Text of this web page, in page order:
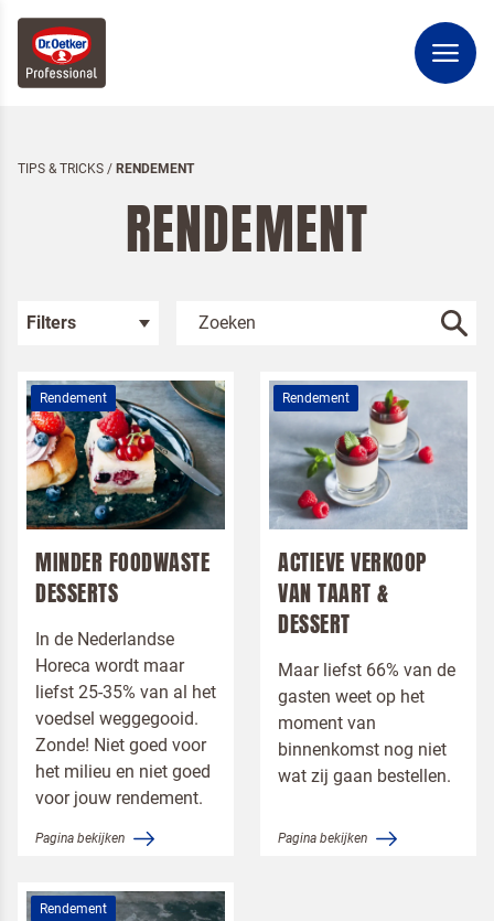
TIPS & TRICKS / RENDEMENT
RENDEMENT
Filters
Kies je categorie
Inspiratie
Rendement
Toepassingen
Menukaart
Rendement
MINDER FOODWASTE
DESSERTS
In de Nederlandse
Horeca wordt maar
liefst 25-35% van al het
voedsel weggegooid.
Zonde! Niet goed voor
het milieu en niet goed
voor jouw rendement.
Pagina bekijken
Rendement
ACTIEVE VERKOOP
VAN TAART &
DESSERT
Maar liefst 66% van de
gasten weet op het
moment van
binnenkomst nog niet
wat zij gaan bestellen.
Pagina bekijken
Rendement
Terugbelverzoek